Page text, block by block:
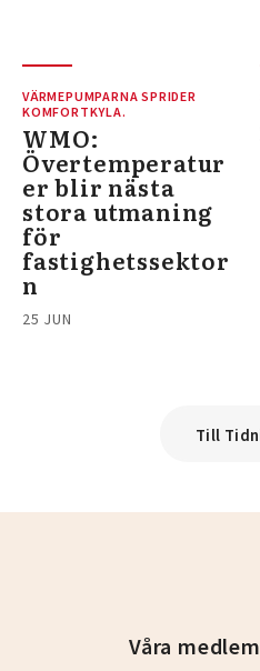
VÄRMEPUMPARNA SPRIDER
KOMFORTKYLA.
WMO:
Övertemperatur
er blir nästa
stora utmaning
för
fastighetssektor
n
25 JUN
Till
Våra